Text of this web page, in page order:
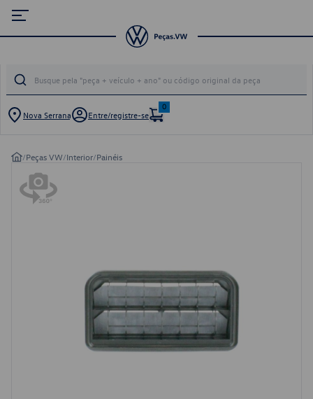
Nova Serrana Entre/registre-se
0
/Peças VW/Interior/Painéis